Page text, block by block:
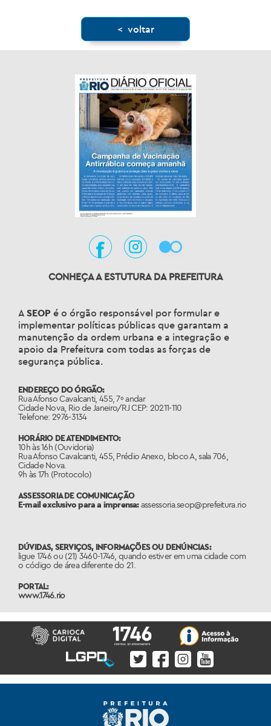
< voltar
CONHEÇA A ESTUTURA DA PREFEITURA
A SEOP é o órgão responsável por formular e
implementar políticas públicas que garantam a
manutenção da ordem urbana e a integração e
apoio da Prefeitura com todas as forças de
segurança pública.
ENDEREÇO DO ÓRGÃO:
Rua Afonso Cavalcanti, 455, 7º andar
Cidade Nova, Rio de Janeiro/RJ CEP: 20211-110
Telefone: 2976-3134
HORÁRIO DE ATENDIMENTO:
10h às 16h (Ouvidoria)
Rua Afonso Cavalcanti, 455, Prédio Anexo, bloco A, sala 706,
Cidade Nova.
9h às 17h (Protocolo)
ASSESSORIA DE COMUNICAÇÃO
E-mail exclusivo para a imprensa:assessoria.seop@prefeitura.rio
DÚVIDAS, SERVIÇOS, INFORMAÇÕES OU DENÚNCIAS:
ligue 1746 ou (21) 3460-1746, quando estiver em uma cidade com
o código de área diferente do 21.
PORTAL:
www.1746.rio